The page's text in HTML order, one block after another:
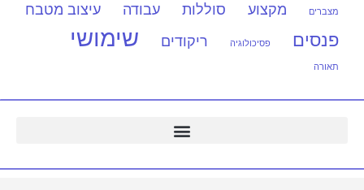
מצברים מקצוע סוללות עבודה עיצוב מטבח
פנסים פסיכולוגיה ריקודים שימושי
תאורה